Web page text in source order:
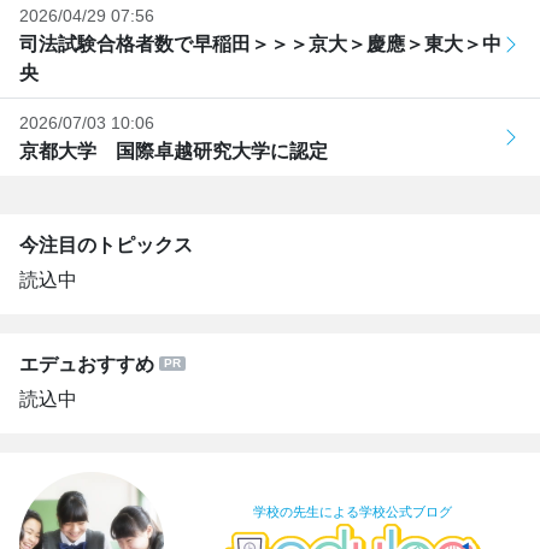
2026/04/29 07:56
司法試験合格者数で早稲田＞＞＞京大＞慶應＞東大＞中
央
2026/07/03 10:06
京都大学 国際卓越研究大学に認定
今注目のトピックス
読込中
エデュおすすめ
読込中
学校の先生による学校公式ブログ